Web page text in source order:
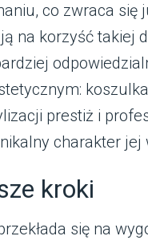
co zwraca się
na korzyść takiej
prestiż i
charakter jej
kroki
się na